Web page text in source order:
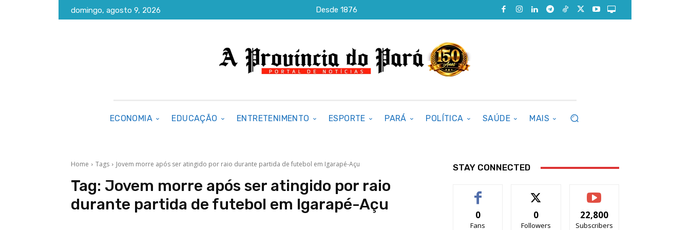
domingo, agosto 9, 2026 Desde 1876
ECONOMIA EDUCAÇÃO ENTRETENIMENTO ESPORTE PARÁ POLÍTICA SAÚDE MAIS
Home Tags Jovem morre após ser atingido por raio durante partida de futebol em Igarapé-Açu
Tag: Jovem morre após ser atingido por raio
durante partida de futebol em Igarapé-Açu
STAY CONNECTED
0
Fans
0
Followers
22,800
Subscribers